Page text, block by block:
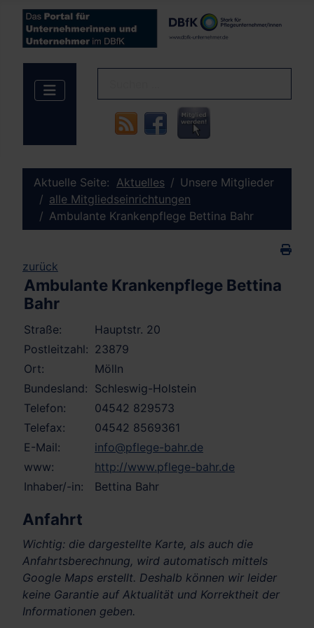
Aktuelle Seite: Aktuelles
Unsere Mitglieder
alle Mitgliedseinrichtungen
Ambulante Krankenpflege Bettina Bahr
zurück
Ambulante Krankenpflege Bettina
Bahr
Straße:
Hauptstr. 20
Postleitzahl: 23879
Ort:
Mölln
Bundesland: Schleswig-Holstein
Telefon:
04542 829573
Telefax:
04542 8569361
E-Mail:
info@pflege-bahr.de
www:
http://www.pflege-bahr.de
Inhaber/-in:
Bettina Bahr
Anfahrt
Wichtig: die dargestellte Karte, als auch die
Anfahrtsberechnung, wird automatisch mittels
Google Maps erstellt. Deshalb können wir leider
keine Garantie auf Aktualität und Korrektheit der
Informationen geben.